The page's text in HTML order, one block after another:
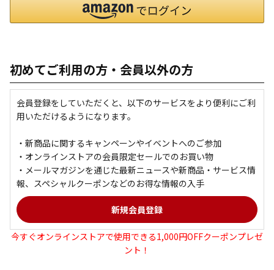
初めてご利用の方・会員以外の方
会員登録をしていただくと、以下のサービスをより便利にご利
用いただけるようになります。
・新商品に関するキャンペーンやイベントへのご参加
・オンラインストアの会員限定セールでのお買い物
・メールマガジンを通じた最新ニュースや新商品・サービス情
報、スペシャルクーポンなどのお得な情報の入手
今すぐオンラインストアで使用できる1,000円OFFクーポンプレゼ
ント！